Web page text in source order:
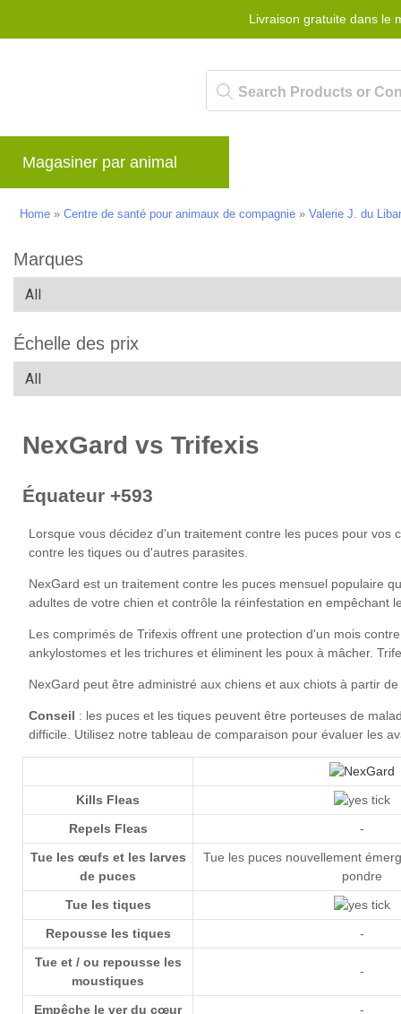
Livraison gratuite dans le
Magasiner par animal
Home » Centre de santé pour animaux de compagnie » Valerie J. du
Marques
Échelle des prix
NexGard
Conseil
notre tableau de comparaison
Kills Fleas
Repels Fleas
-
Tue les œufs et les larves
de puces
Tue les puces nouvellement
pondre
Tue les tiques
Repousse les tiques
-
Tue et / ou repousse les
moustiques
-
Empêche le ver du cœur
-